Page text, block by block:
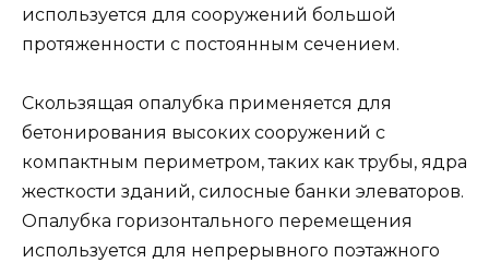
используется для сооружений большой
протяженности с постоянным сечением.
Скользящая опалубка применяется для
бетонирования высоких сооружений с
компактным периметром, таких как трубы, ядра
жесткости зданий, силосные банки элеваторов.
Опалубка горизонтального перемещения
используется для непрерывного поэтажного